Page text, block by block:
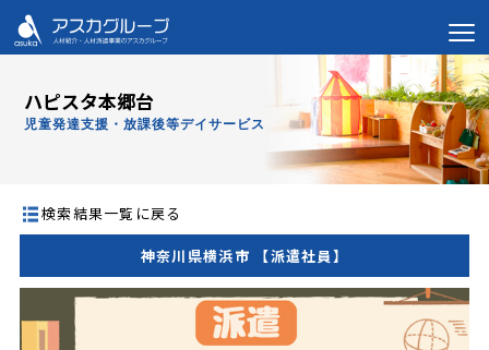
ハピスタ本郷台
児童発達支援・放課後等デイサービス
検索結果一覧に戻る
神奈川県横浜市 【派遣社員】